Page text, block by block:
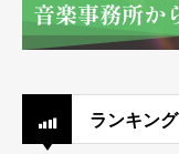
ランキング